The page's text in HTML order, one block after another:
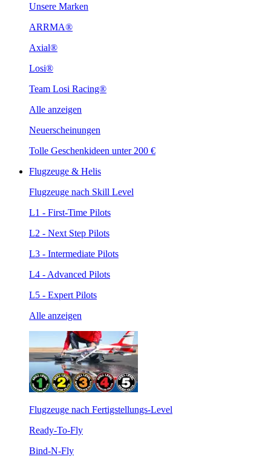
Unsere Marken
ARRMA®
Axial®
Losi®
Team Losi Racing®
Alle anzeigen
Neuerscheinungen
Tolle Geschenkideen unter 200 €
Flugzeuge & Helis
Flugzeuge nach Skill Level
L1 - First-Time Pilots
L2 - Next Step Pilots
L3 - Intermediate Pilots
L4 - Advanced Pilots
L5 - Expert Pilots
Alle anzeigen
Flugzeuge nach Fertigstellungs-Level
Ready-To-Fly
Bind-N-Fly